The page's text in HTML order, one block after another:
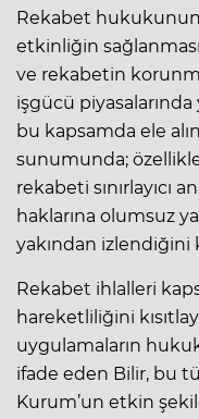
Rekabet hukukunun
etkinliğin
ve rekabetin
işgücü piyasalarında
bu kapsamda ele
sunumunda;
rekabeti sınırlayıcı
haklarına olumsuz
yakından izlendiğini
Rekabet ihlalleri
hareketliliğini
uygulamaların
ifade eden Bilir, bu
Kurum’un etkin